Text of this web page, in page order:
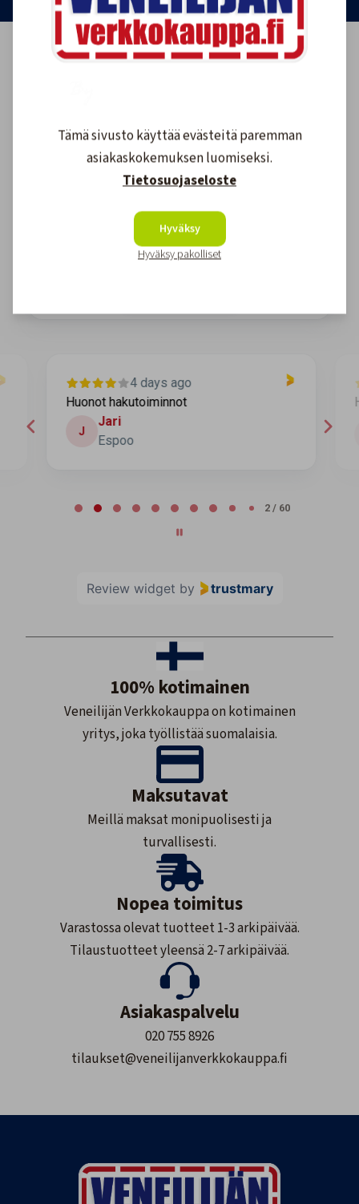
Asiakkaidemme kokemuksia
4.61611
4 days ago
Huonot hakutoiminnot
J
Jari
Espoo
2 / 60
Review widget by trustmary
100% kotimainen
Veneilijän Verkkokauppa on kotimainen
yritys, joka työllistää suomalaisia.
Maksutavat
Meillä maksat monipuolisesti ja
turvallisesti.
Nopea toimitus
Varastossa olevat tuotteet 1-3 arkipäivää.
Tilaustuotteet yleensä 2-7 arkipäivää.
Asiakaspalvelu
020 755 8926
tilaukset@veneilijanverkkokauppa.fi
Tämä sivusto käyttää evästeitä paremman
asiakaskokemuksen luomiseksi.
Tietosuojaseloste
Hyväksy
Hyväksy pakolliset